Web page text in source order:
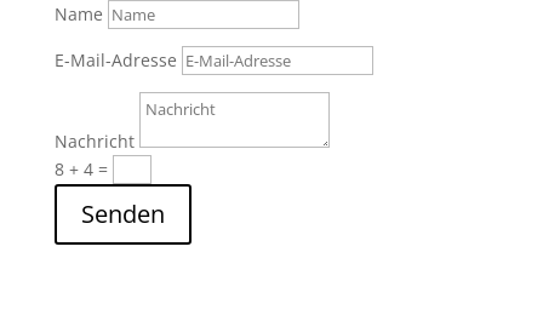
Name
E-Mail-Adresse
Nachricht
8 + 4=
Senden